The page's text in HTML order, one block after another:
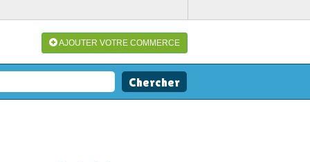
AJOUTER VOTRE COMMERCE